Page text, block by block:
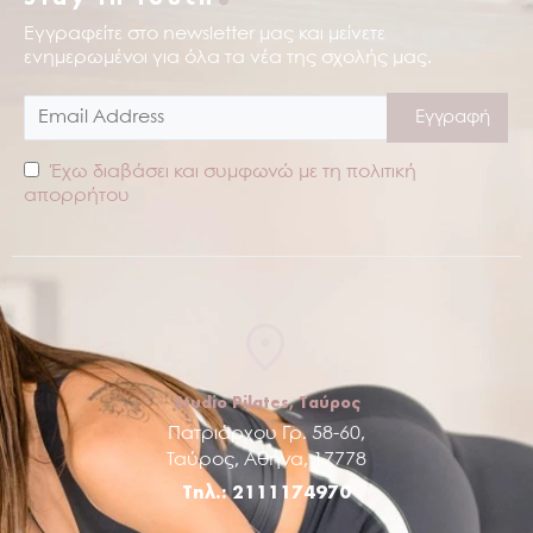
Εγγραφείτε στο newsletter μας και μείνετε
ενημερωμένοι για όλα τα νέα της σχολής μας.
Έχω διαβάσει και συμφωνώ με τη πολιτική
απορρήτου
Studio Pilates, Ταύρος
Πατριάρχου Γρ. 58-60,
Ταύρος, Αθήνα, 17778
Τηλ.: 2111174970